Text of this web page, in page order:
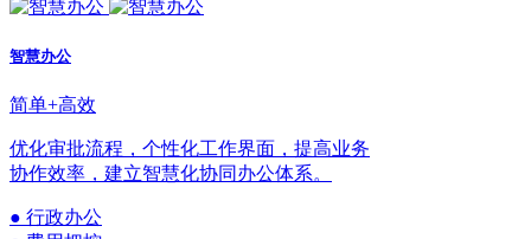
智慧办公
简单+高效
优化审批流程，个性化工作界面，提高业务
协作效率，建立智慧化协同办公体系。
● 行政办公